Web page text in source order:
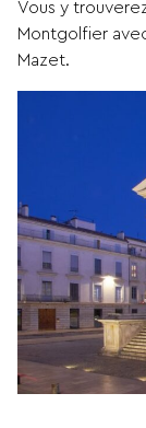
Vous y
Montgolfier
Mazet.